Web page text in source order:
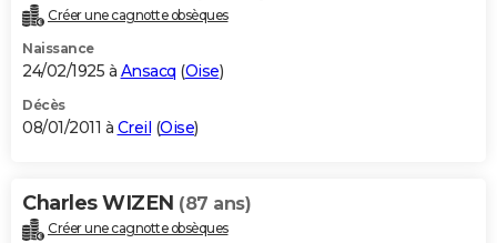
Créer une cagnotte obsèques
Naissance
24/02/1925 à Ansacq (Oise)
Décès
08/01/2011 à Creil (Oise)
Charles WIZEN (87 ans)
Créer une cagnotte obsèques